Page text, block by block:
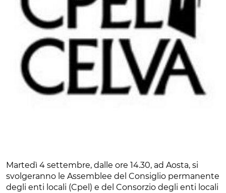
Martedì 4 settembre, dalle ore 14.30, ad Aosta, si
svolgeranno le Assemblee del Consiglio permanente
degli enti locali (Cpel) e del Consorzio degli enti locali